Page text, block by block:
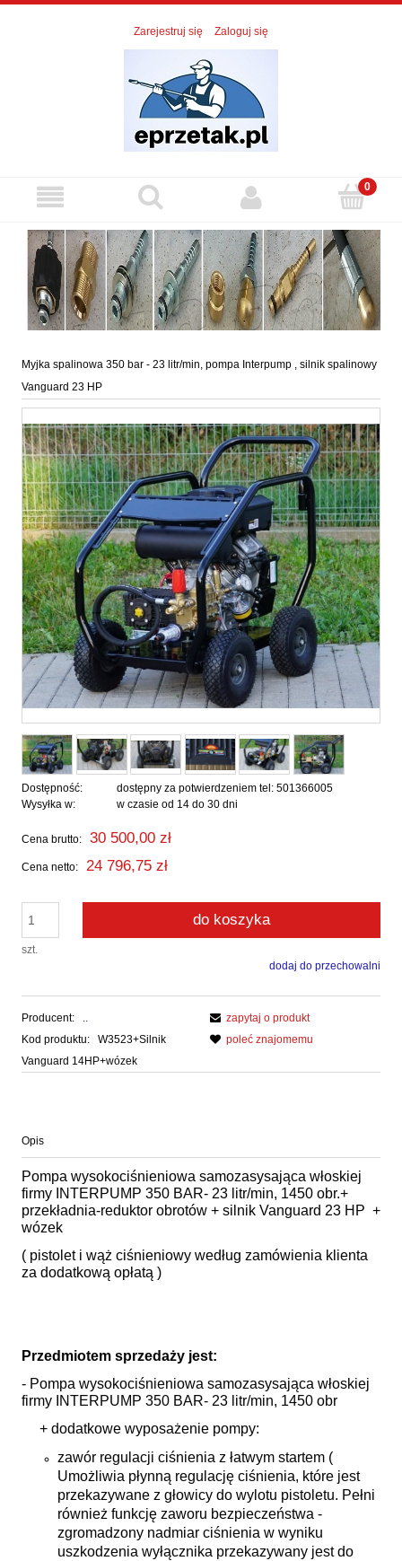
Zarejestruj się Zaloguj się
Myjka spalinowa 350 bar - 23 litr/min, pompa Interpump , silnik spalinowy
Vanguard 23 HP
Dostępność:
dostępny za potwierdzeniem tel: 501366005
Wysyłka w:
w czasie od 14 do 30 dni
Cena brutto: 30 500,00 zł
Cena netto: 24 796,75 zł
szt.
do koszyka
dodaj do przechowalni
Producent:
..
Kod produktu:
W3523+Silnik
Vanguard 14HP+wózek
zapytaj o produkt
poleć znajomemu
Opis
Pompa wysokociśnieniowa samozasysająca włoskiej
firmy INTERPUMP 350 BAR- 23 litr/min, 1450 obr.+
przekładnia-reduktor obrotów + silnik Vanguard 23 HP +
wózek
( pistolet i wąż ciśnieniowy według zamówienia klienta
za dodatkową opłatą )
Przedmiotem sprzedaży jest:
- Pompa wysokociśnieniowa samozasysająca włoskiej
firmy INTERPUMP 350 BAR- 23 litr/min, 1450 obr
+ dodatkowe wyposażenie pompy:
zawór regulacji ciśnienia z łatwym startem (
Umożliwia płynną regulację ciśnienia, które jest
przekazywane z głowicy do wylotu pistoletu. Pełni
również funkcję zaworu bezpieczeństwa -
zgromadzony nadmiar ciśnienia w wyniku
uszkodzenia wyłącznika przekazywany jest do